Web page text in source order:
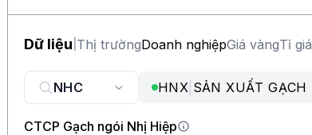
Dữ liệu Thị trườngDoanh nghiệpGiá vàngTỉ giá
HNX SẢN XUẤT GẠCH
CTCP Gạch ngói Nhị Hiệp